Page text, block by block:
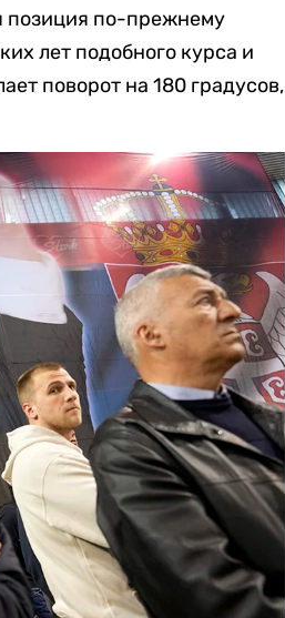
позиция по-прежнему
лет подобного курса и
поворот на 180 градусов,